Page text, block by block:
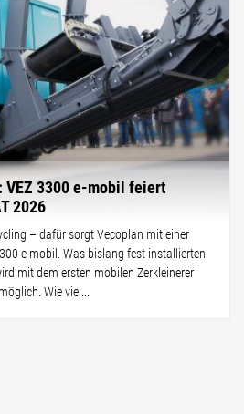
VEZ 3300 e-mobil feiert
2026
– dafür sorgt Vecoplan mit einer
e mobil. Was bislang fest installierten
mit dem ersten mobilen Zerkleinerer
Wie viel...